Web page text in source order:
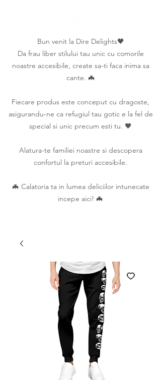
Bun venit la Dire Delights🖤
Da frau liber stilului tau unic cu comorile
noastre accesibile, create sa-ti faca inima sa
cante. 🦇
Fiecare produs este conceput cu dragoste,
asigurandu-ne ca refugiul tau gotic e la fel de
special si unic precum esti tu. 🖤
Alatura-te familiei noastre si descopera
confortul la preturi accesibile.
🦇 Calatoria ta in lumea deliciilor intunecate
incepe aici! 🦇